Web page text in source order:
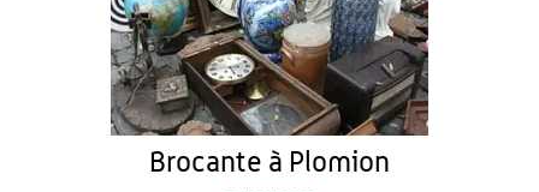
Brocante à Plomion